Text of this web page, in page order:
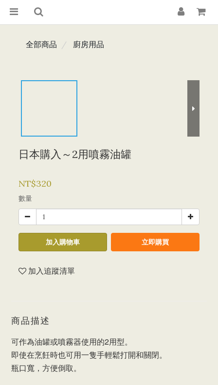
全部商品 廚房用品
日本購入～2用噴霧油罐
NT$320
數量
加入購物車 立即購買
加入追蹤清單
商品描述
可作為油罐或噴霧器使用的2用型。
即使在烹飪時也可用一隻手輕鬆打開和關閉。
瓶口寬，方便倒取。